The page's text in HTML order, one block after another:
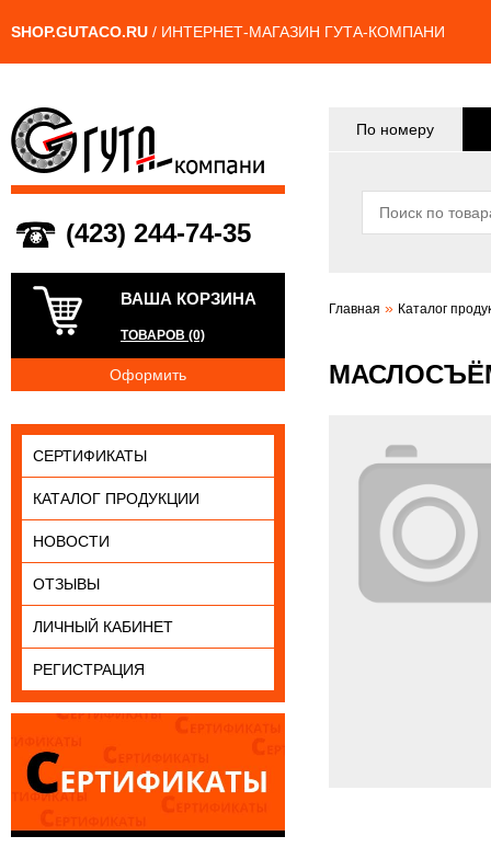
SHOP.GUTACO.RU / ИНТЕРНЕТ-МАГАЗИН ГУТА-КОМПАНИ
(423) 244-74-35
ВАША КОРЗИНА
ТОВАРОВ (0)
Оформить
СЕРТИФИКАТЫ
КАТАЛОГ ПРОДУКЦИИ
НОВОСТИ
ОТЗЫВЫ
ЛИЧНЫЙ КАБИНЕТ
РЕГИСТРАЦИЯ
По номеру
Главная » Каталог